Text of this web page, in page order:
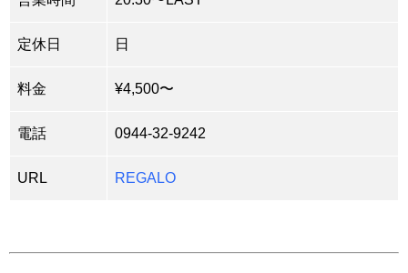
定休日 日
料金 ¥4,500〜
電話 0944-32-9242
URL REGALO